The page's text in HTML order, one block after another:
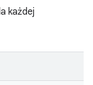
każdej